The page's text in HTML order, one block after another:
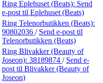
Ring Eplehuset (Beats): Send
e-post til Eplehuset (Beats)
Ring Telenorbutikken (Beats):
90802036 / Send e-post til
Telenorbutikken (Beats)
Ring Blivakker (Beauty of
Joseon): 38189874 / Send e-
post til Blivakker (Beauty of
Joseon)